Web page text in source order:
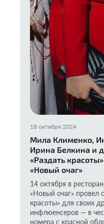
18 октября 2024
Мила Клименко,
Ирина Белкина и
«Раздать
«Новый очаг»
14 октября в
«Новый очаг» провел
красоты» для своих
инфлюенсеров — в
номера с красной